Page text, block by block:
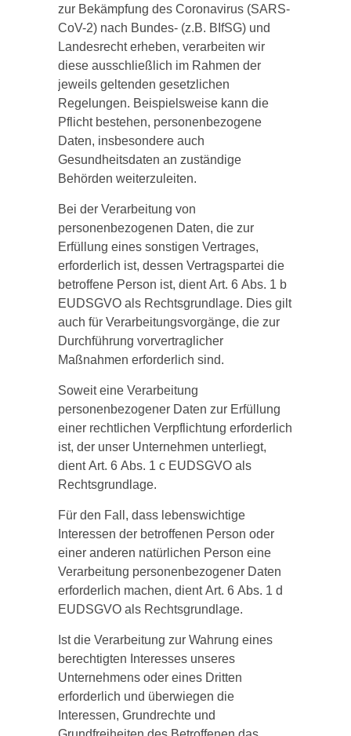
zur Bekämpfung des Coronavirus (SARS-
CoV-2) nach Bundes- (z.B. BIfSG) und
Landesrecht erheben, verarbeiten wir
diese ausschließlich im Rahmen der
jeweils geltenden gesetzlichen
Regelungen. Beispielsweise kann die
Pflicht bestehen, personenbezogene
Daten, insbesondere auch
Gesundheitsdaten an zuständige
Behörden weiterzuleiten.
Bei der Verarbeitung von
personenbezogenen Daten, die zur
Erfüllung eines sonstigen Vertrages,
erforderlich ist, dessen Vertragspartei die
betroffene Person ist, dient Art. 6 Abs. 1 b
EUDSGVO als Rechtsgrundlage. Dies gilt
auch für Verarbeitungsvorgänge, die zur
Durchführung vorvertraglicher
Maßnahmen erforderlich sind.
Soweit eine Verarbeitung
personenbezogener Daten zur Erfüllung
einer rechtlichen Verpflichtung erforderlich
ist, der unser Unternehmen unterliegt,
dient Art. 6 Abs. 1 c EUDSGVO als
Rechtsgrundlage.
Für den Fall, dass lebenswichtige
Interessen der betroffenen Person oder
einer anderen natürlichen Person eine
Verarbeitung personenbezogener Daten
erforderlich machen, dient Art. 6 Abs. 1 d
EUDSGVO als Rechtsgrundlage.
Ist die Verarbeitung zur Wahrung eines
berechtigten Interesses unseres
Unternehmens oder eines Dritten
erforderlich und überwiegen die
Interessen, Grundrechte und